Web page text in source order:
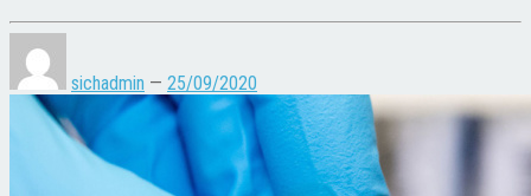
sichadmin — 25/09/2020